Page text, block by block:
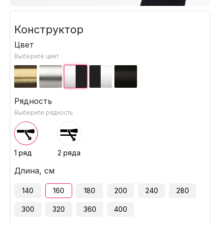
Конструктор
Цвет
Выберите цвет
Рядность
Выберите рядность
1 ряд 2 ряда
Длина, см
140 160 180 200 240 280
300 320 360 400